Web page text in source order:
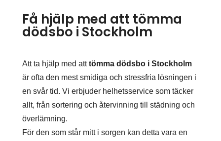
Få hjälp med att tömma
dödsbo i Stockholm
Att ta hjälp med atttömma dödsbo i Stockholm
är ofta den mest smidiga och stressfria lösningen i
en svår tid. Vi erbjuder helhetsservice som täcker
allt, från sortering och återvinning till städning och
överlämning.
För den som står mitt i sorgen kan detta vara en